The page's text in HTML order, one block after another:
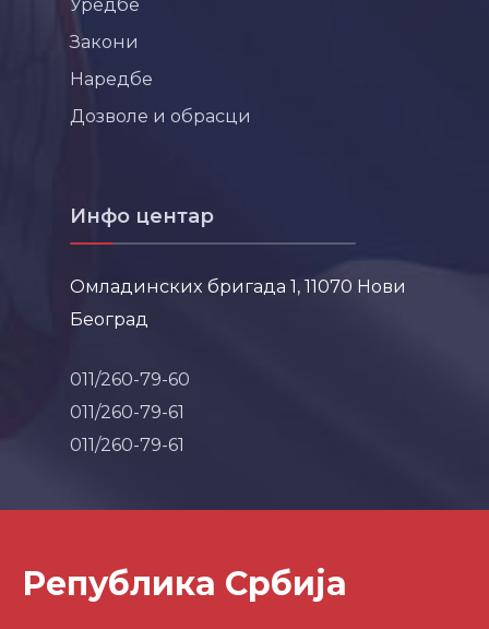
Закони
Наредбе
Дозволе и обрасци
Инфо центар
Омладинских бригада 1, 11070 Нови
Београд
011/260-79-60
011/260-79-61
011/260-79-61
Република Србија